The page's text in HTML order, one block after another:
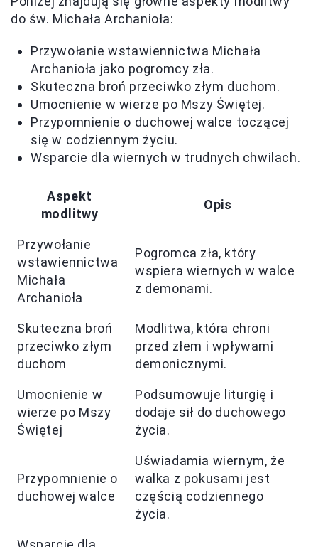
do św. Michała Archanioła:
Przywołanie wstawiennictwa Michała
Archanioła jako pogromcy zła.
Skuteczna broń przeciwko złym duchom.
Umocnienie w wierze po Mszy Świętej.
Przypomnienie o duchowej walce toczącej
się w codziennym życiu.
Wsparcie dla wiernych w trudnych chwilach.
Aspekt
modlitwy
Opis
Przywołanie
wstawiennictwa
Michała
Archanioła
Pogromca zła, który
wspiera wiernych w walce
z demonami.
Skuteczna broń
przeciwko złym
duchom
Modlitwa, która chroni
przed złem i wpływami
demonicznymi.
Umocnienie w
wierze po Mszy
Świętej
Podsumowuje liturgię i
dodaje sił do duchowego
życia.
Przypomnienie o
duchowej walce
Uświadamia wiernym, że
walka z pokusami jest
częścią codziennego
życia.